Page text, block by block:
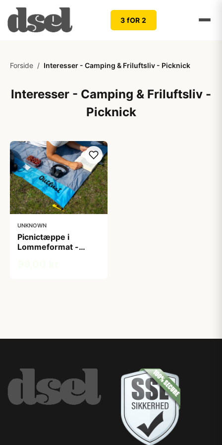
3 fOR 2
Forside / Interesser - Camping & Friluftsliv - Picknick
Interesser - Camping & Friluftsliv -
Picknick
UNKNOWN
Picnictæppe i
Lommeformat -